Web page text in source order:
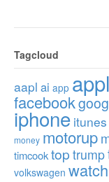
Tagcloud
aapl ai app
facebook
iphone itunes
money motorup
timcooktop trump
volkswagen watch